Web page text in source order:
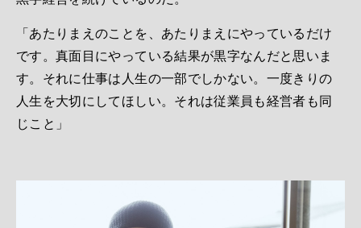
「あたりまえのことを、あたりまえにやっているだけ
です。真面目にやっている結果が黒字なんだと思いま
す。それに仕事は人生の一部でしかない。一度きりの
人生を大切にしてほしい。それは従業員も経営者も同
じこと」